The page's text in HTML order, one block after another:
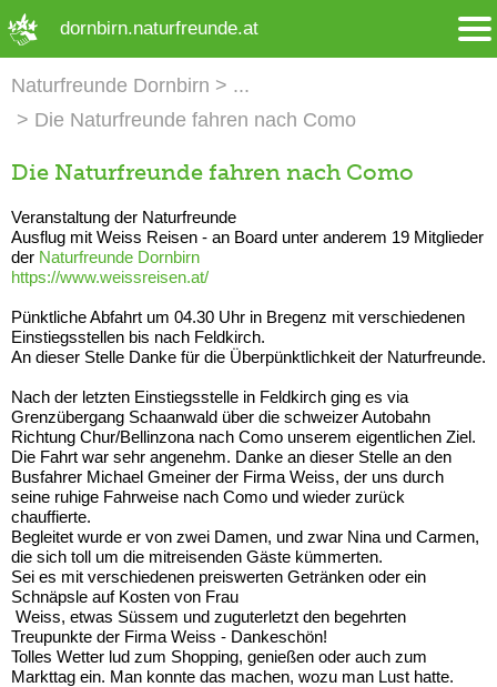
dornbirn.naturfreunde.at
Naturfreunde Dornbirn
Die Naturfreunde fahren nach Como
Die Naturfreunde fahren nach Como
Veranstaltung der Naturfreunde
Ausflug mit Weiss Reisen - an Board unter anderem 19 Mitglieder
der Naturfreunde Dornbirn
https://www.weissreisen.at/
Pünktliche Abfahrt um 04.30 Uhr in Bregenz mit verschiedenen
Einstiegsstellen bis nach Feldkirch.
An dieser Stelle Danke für die Überpünktlichkeit der Naturfreunde.
Nach der letzten Einstiegsstelle in Feldkirch ging es via
Grenzübergang Schaanwald über die schweizer Autobahn
Richtung Chur/Bellinzona nach Como unserem eigentlichen Ziel.
Die Fahrt war sehr angenehm. Danke an dieser Stelle an den
Busfahrer Michael Gmeiner der Firma Weiss, der uns durch
seine ruhige Fahrweise nach Como und wieder zurück
chauffierte.
Begleitet wurde er von zwei Damen, und zwar Nina und Carmen,
die sich toll um die mitreisenden Gäste kümmerten.
Sei es mit verschiedenen preiswerten Getränken oder ein
Schnäpsle auf Kosten von Frau
Weiss, etwas Süssem und zuguterletzt den begehrten
Treupunkte der Firma Weiss - Dankeschön!
Tolles Wetter lud zum Shopping, genießen oder auch zum
Markttag ein. Man konnte das machen, wozu man Lust hatte.